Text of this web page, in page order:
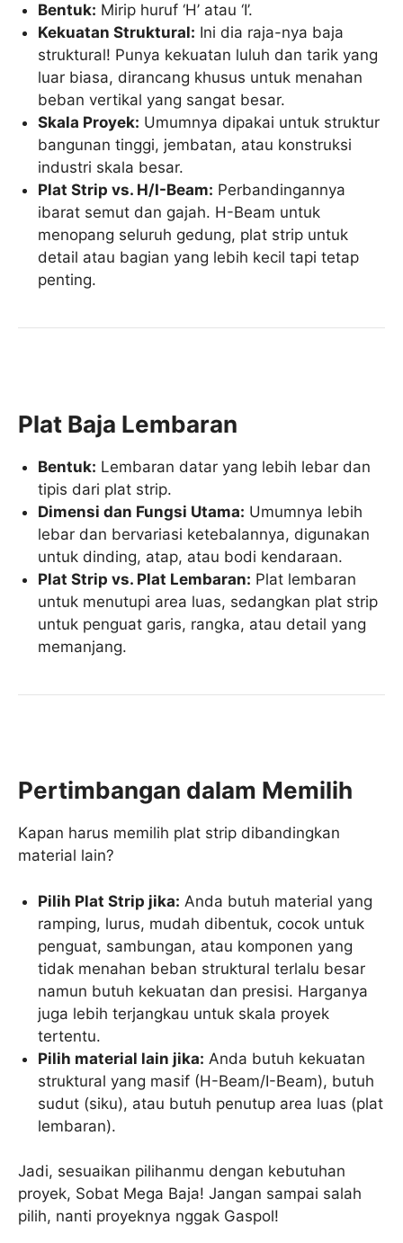
Bentuk: Mirip huruf ‘H’ atau ‘I’.
Kekuatan Struktural: Ini dia raja-nya baja
struktural! Punya kekuatan luluh dan tarik yang
luar biasa, dirancang khusus untuk menahan
beban vertikal yang sangat besar.
Skala Proyek: Umumnya dipakai untuk struktur
bangunan tinggi, jembatan, atau konstruksi
industri skala besar.
Plat Strip vs. H/I-Beam: Perbandingannya
ibarat semut dan gajah. H-Beam untuk
menopang seluruh gedung, plat strip untuk
detail atau bagian yang lebih kecil tapi tetap
penting.
Plat Baja Lembaran
Bentuk: Lembaran datar yang lebih lebar dan
tipis dari plat strip.
Dimensi dan Fungsi Utama: Umumnya lebih
lebar dan bervariasi ketebalannya, digunakan
untuk dinding, atap, atau bodi kendaraan.
Plat Strip vs. Plat Lembaran: Plat lembaran
untuk menutupi area luas, sedangkan plat strip
untuk penguat garis, rangka, atau detail yang
memanjang.
Pertimbangan dalam Memilih
Kapan harus memilih plat strip dibandingkan
material lain?
Pilih Plat Strip jika: Anda butuh material yang
ramping, lurus, mudah dibentuk, cocok untuk
penguat, sambungan, atau komponen yang
tidak menahan beban struktural terlalu besar
namun butuh kekuatan dan presisi. Harganya
juga lebih terjangkau untuk skala proyek
tertentu.
Pilih material lain jika: Anda butuh kekuatan
struktural yang masif (H-Beam/I-Beam), butuh
sudut (siku), atau butuh penutup area luas (plat
lembaran).
Jadi, sesuaikan pilihanmu dengan kebutuhan
proyek, Sobat Mega Baja! Jangan sampai salah
pilih, nanti proyeknya nggak Gaspol!